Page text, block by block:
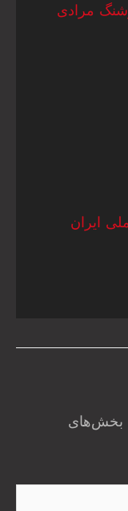
بخش‌های